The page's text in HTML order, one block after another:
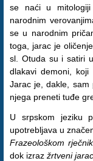
se naći u
narodnim
se u narodnim
toga, jarac je
sl. Otuda su i satiri
dlakavi demoni,
Jarac je, dakle, sam
njega preneti tuđe
U srpskom jeziku
upotrebljava u
Frazeološkom
dok izrazžrtveni jarac